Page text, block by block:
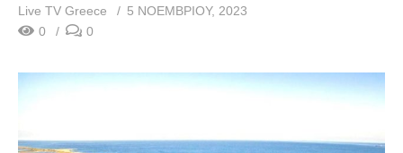
Live TV Greece
5 ΝΟΕΜΒΡΊΟΥ, 2023
0
0